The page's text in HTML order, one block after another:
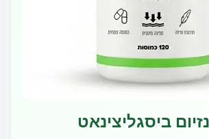
ביסגליצינאט